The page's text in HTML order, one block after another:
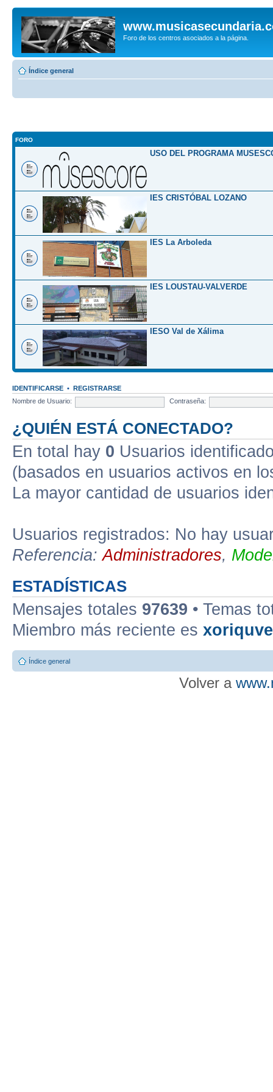
Foro de los centros asociados a la página.
Índice general
FORO
USO DEL PROGRAMA
IES CRISTÓBAL LOZANO
IES La Arboleda
IES LOUSTAU-VALVERDE
IESO Val de Xálima
IDENTIFICARSE • REGISTRARSE
Nombre de Usuario:
Contraseña:
¿QUIÉN ESTÁ CONECTADO?
En total hay 0 Usuarios
(basados en usuarios activos en
La mayor cantidad de usuarios
Usuarios registrados: No hay
Referencia:Administradores,
ESTADÍSTICAS
Mensajes totales 97639 • Temas
Miembro más reciente es
Índice general
Volver a